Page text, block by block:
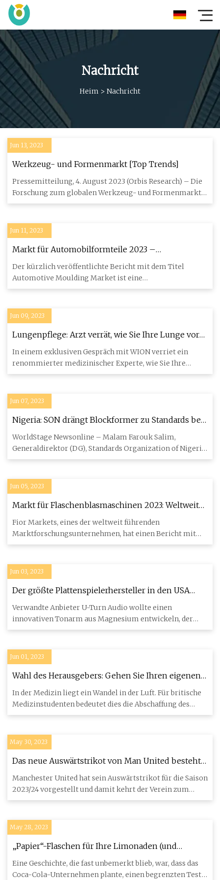
Nachricht
Heim > Nachricht
Jun 13, 2023
Werkzeug- und Formenmarkt [Top Trends]
Pressemitteilung, 4. August 2023 (Orbis Research) – Die
Forschung zum globalen Werkzeug- und Formenmarkt
2023 konzentrie
Jun 11, 2023
Markt für Automobilformteile 2023 –
Wirtschaftsakteure
Der kürzlich veröffentlichte Bericht mit dem Titel
Automotive Moulding Market ist eine
Zusammenstellung sachlicher und
Jun 09, 2023
Lungenpflege: Arzt verrät, wie Sie Ihre Lunge vor
Lungenkrebs schützen können
In einem exklusiven Gespräch mit WION verriet ein
renommierter medizinischer Experte, wie Sie Ihre
Lunge gesund halten
Jun 07, 2023
Nigeria: SON drängt Blockformer zu Standards bei
der Bewältigung von Gebäudeeinstürzen
WorldStage Newsonline – Malam Farouk Salim,
Generaldirektor (DG), Standards Organization of Nigeria
(SON), hat die Natio
Jun 05, 2023
Markt für Flaschenblasmaschinen 2023: Weltweites
Geschäftswachstum und Verbrauchsstatus bis 2032
Fior Markets, eines der weltweit führenden
Marktforschungsunternehmen, hat einen Bericht mit
dem Titel „Bottle Blowing M
Jun 03, 2023
Der größte Plattenspielerhersteller in den USA
verwendet Magnesiumformteile, um die
Klangqualität zu verbessern
Verwandte Anbieter U-Turn Audio wollte einen
innovativen Tonarm aus Magnesium entwickeln, der
aufgrund seiner leichten,
Jun 01, 2023
Wahl des Herausgebers: Gehen Sie Ihren eigenen
Weg
In der Medizin liegt ein Wandel in der Luft. Für britische
Medizinstudenten bedeutet dies die Abschaffung des
Situatio
May 30, 2023
Das neue Auswärtstrikot von Man United besteht
aus Streifen, Streifen und noch mehr Streifen
Manchester United hat sein Auswärtstrikot für die Saison
2023/24 vorgestellt und damit kehrt der Verein zum
ersten Mal s
May 28, 2023
„Papier“-Flaschen für Ihre Limonaden (und
Flaschenraketen)
Eine Geschichte, die fast unbemerkt blieb, war, dass das
Coca-Cola-Unternehmen plante, einen begrenzten Test